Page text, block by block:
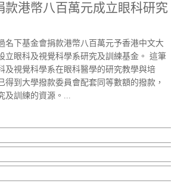
款港幣八百萬元成立眼科研究
名下基金會捐款港幣八百萬元予香港中文大
立眼科及視覺科學系研究及訓練基金。 這筆
及視覺科學系在眼科醫學的研究教學與培
得到大學撥款委員會配套同等數額的撥款，
及訓練的資源。...